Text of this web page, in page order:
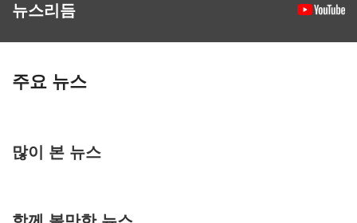
뉴스리듬
주요 뉴스
많이 본 뉴스